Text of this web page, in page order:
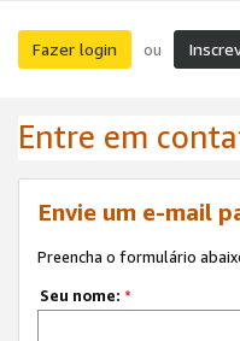
Fazer login ou
Entre em
Envie um e-mail
Preencha o formulário
Seu nome: *